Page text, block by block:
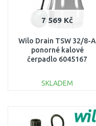
7 569 Kč
Wilo Drain TSW 32/8-A
ponorné kalové
čerpadlo 6045167
SKLADEM
Porovnat